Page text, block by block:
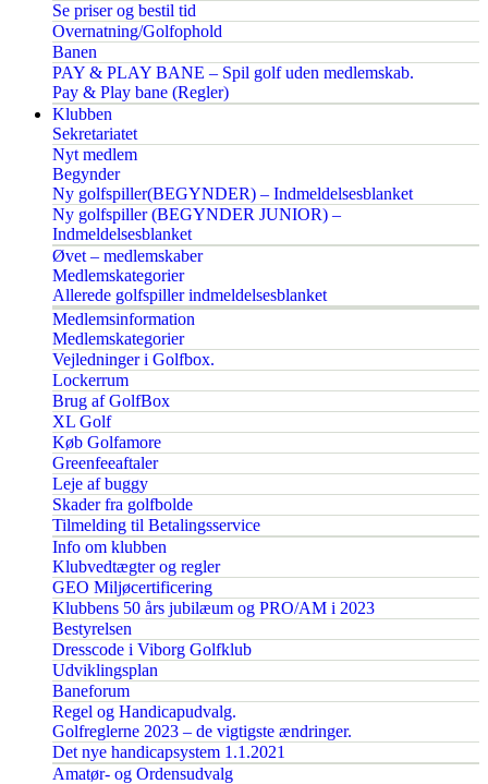
Se priser og bestil tid
Overnatning/Golfophold
Banen
PAY & PLAY BANE – Spil golf uden medlemskab.
Pay & Play bane (Regler)
Klubben
Sekretariatet
Nyt medlem
Begynder
Ny golfspiller(BEGYNDER) – Indmeldelsesblanket
Ny golfspiller (BEGYNDER JUNIOR) –
Indmeldelsesblanket
Øvet – medlemskaber
Medlemskategorier
Allerede golfspiller indmeldelsesblanket
Medlemsinformation
Medlemskategorier
Vejledninger i Golfbox.
Lockerrum
Brug af GolfBox
XL Golf
Køb Golfamore
Greenfeeaftaler
Leje af buggy
Skader fra golfbolde
Tilmelding til Betalingsservice
Info om klubben
Klubvedtægter og regler
GEO Miljøcertificering
Klubbens 50 års jubilæum og PRO/AM i 2023
Bestyrelsen
Dresscode i Viborg Golfklub
Udviklingsplan
Baneforum
Regel og Handicapudvalg.
Golfreglerne 2023 – de vigtigste ændringer.
Det nye handicapsystem 1.1.2021
Amatør- og Ordensudvalg